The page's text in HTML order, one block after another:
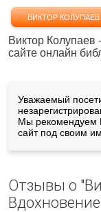
ВИКТОР КОЛУПАЕВ
Виктор Колупаев
сайте онлайн
Уважаемый
Мы рекомендуем
сайт под своим
Отзывы о